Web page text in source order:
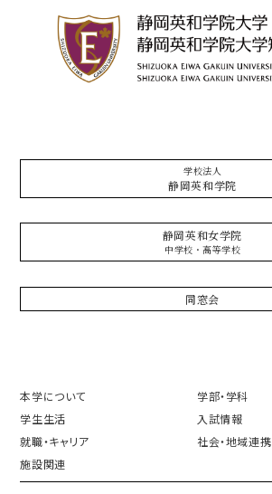
学校法人
静岡英和学院
静岡英和女学院
中学校・高等学校
同窓会
本学について
学部・学科
学生生活
入試情報
就職・キャリア
社会・地域連携
施設関連